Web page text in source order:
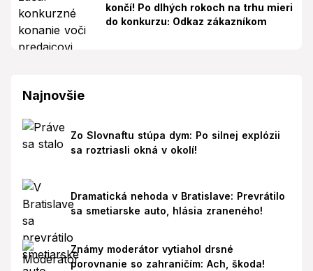
končí! Po dlhých rokoch na trhu mieri
do konkurzu: Odkaz zákazníkom
Najnovšie
Zo Slovnaftu stúpa dym: Po silnej explózii
sa roztriasli okná v okolí!
Dramatická nehoda v Bratislave: Prevrátilo
sa smetiarske auto, hlásia zraneného!
Známy moderátor vytiahol drsné
porovnanie so zahraničím: Ach, škoda!